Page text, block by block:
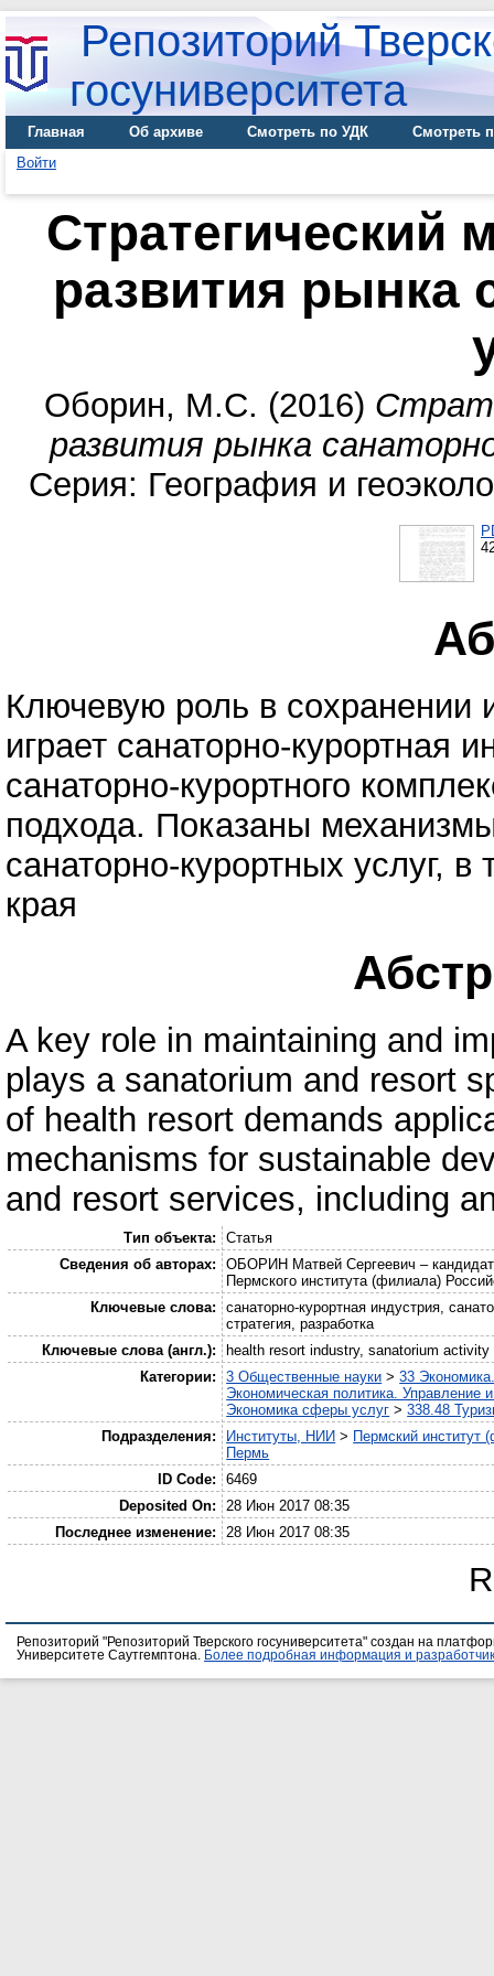
Репозиторий
госуниверситета
Главная Об архиве Смотреть по УДК
Смотреть
Войти
Стратегический
развития рынка
Оборин, М.С. (2016)
развития рынка
Серия: География и
Ключевую роль в сохранении
играет санаторно-курортная
санаторно-курортного
подхода. Показаны
санаторно-курортных услуг,
края
A key role in maintaining and
plays a sanatorium and resort
of health resort demands
mechanisms for sustainable
and resort services, including
Тип объекта:
Статья
Сведения об авторах:
ОБОРИН Матвей Сергеевич – кандидат
Пермского института (филиала)
Ключевые слова:
санаторно-курортная индустрия,
стратегия, разработка
Ключевые слова (англ.):
health resort industry, sanatorium
Категории:
3 Общественные науки >33
Экономическая политика. Управление
Экономика сферы услуг >338.48
Подразделения:
Институты, НИИ > Пермский институт
Пермь
ID Code:
6469
Deposited On:
28 Июн 2017 08:35
Последнее изменение:
28 Июн 2017 08:35
Репозиторий "Репозиторий Тверского госуниверситета" создан на
Университете Саутгемптона. Более подробная информация и